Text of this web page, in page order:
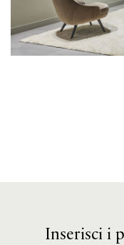
Inserisci i